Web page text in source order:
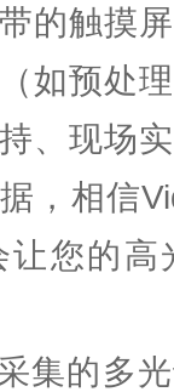
的触摸
如预处
、现场
，相信
您的
集的多